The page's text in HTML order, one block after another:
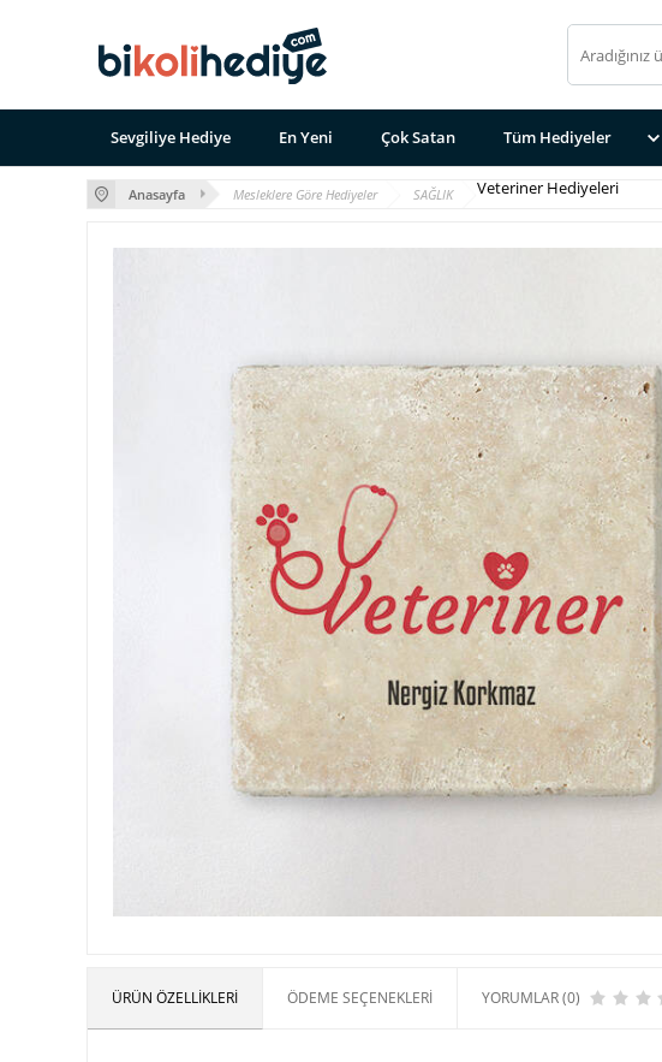
Sevgiliye Hediye En Yeni Çok Satan Tüm Hediyeler
Anasayfa Mesleklere Göre Hediyeler SAĞLIK Veteriner Hediyeleri
ÜRÜN ÖZELLIKLERI ÖDEME SEÇENEKLERI YORUMLAR (0)